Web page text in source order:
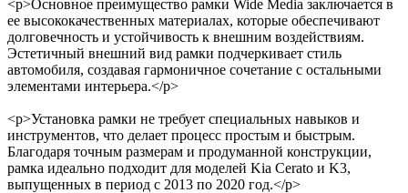
<p>Основное преимущество рамки Wide Media заключается в
ее высококачественных материалах, которые обеспечивают
долговечность и устойчивость к внешним воздействиям.
Эстетичный внешний вид рамки подчеркивает стиль
автомобиля, создавая гармоничное сочетание с остальными
элементами интерьера.</p>
<p>Установка рамки не требует специальных навыков и
инструментов, что делает процесс простым и быстрым.
Благодаря точным размерам и продуманной конструкции,
рамка идеально подходит для моделей Kia Cerato и K3,
выпущенных в период с 2013 по 2020 год.</p>